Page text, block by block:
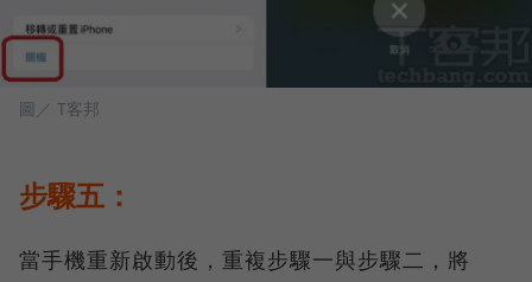
圖／ T客邦
步驟五：
當手機重新啟動後，重複步驟一與步驟二，將